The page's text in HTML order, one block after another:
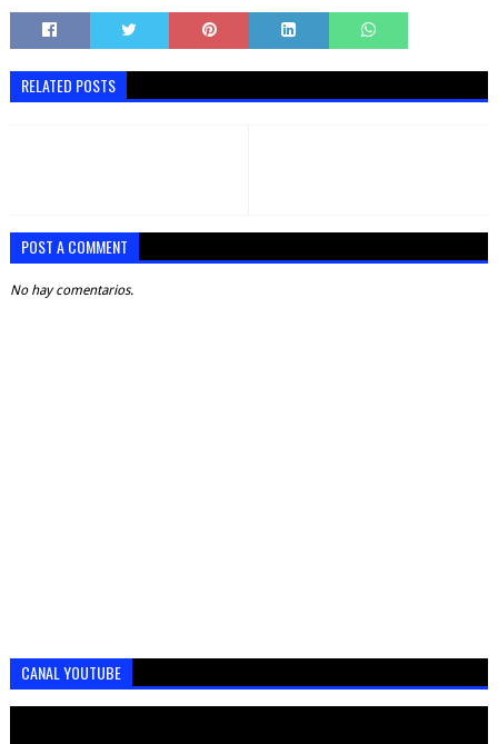
RELATED POSTS
POST A COMMENT
No hay comentarios.
CANAL YOUTUBE